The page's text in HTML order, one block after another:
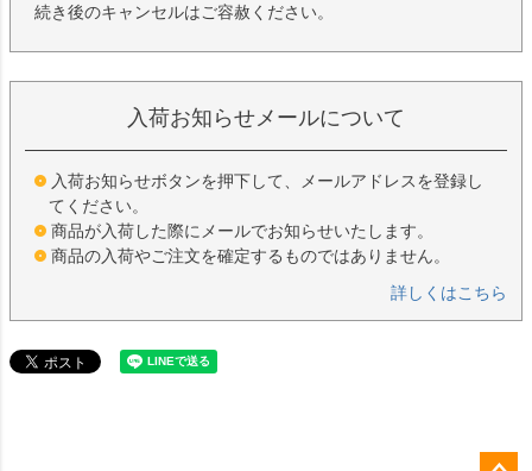
続き後のキャンセルはご容赦ください。
入荷お知らせメールについて
入荷お知らせボタンを押下して、メールアドレスを登録し
てください。
商品が入荷した際にメールでお知らせいたします。
商品の入荷やご注文を確定するものではありません。
詳しくはこちら